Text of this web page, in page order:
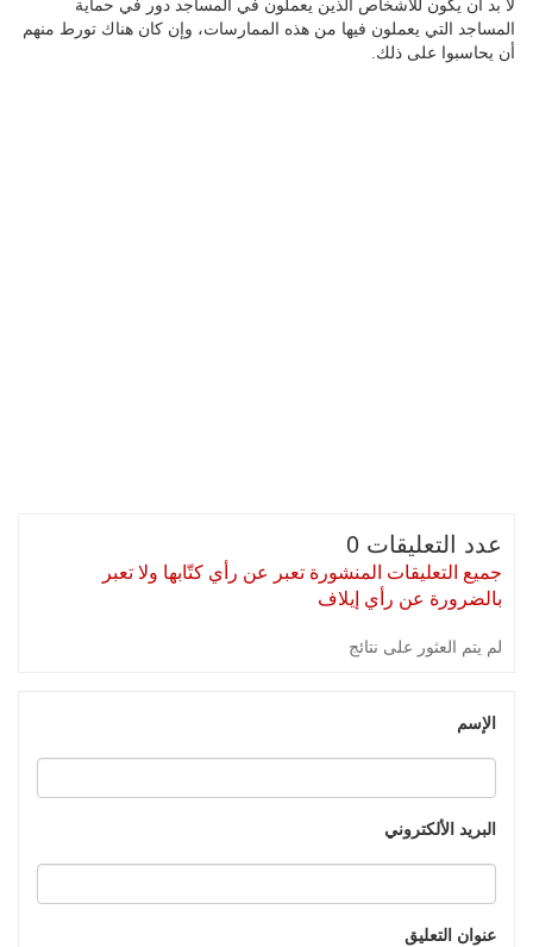
لا بد أن يكون للأشخاص الذين يعملون في المساجد دور في حماية
المساجد التي يعملون فيها من هذه الممارسات، وإن كان هناك تورط منهم
أن يحاسبوا على ذلك.
عدد التعليقات 0
جميع التعليقات المنشورة تعبر عن رأي كتّابها ولا تعبر
بالضرورة عن رأي إيلاف
لم يتم العثور على نتائج
الإسم
البريد الألكتروني
عنوان التعليق